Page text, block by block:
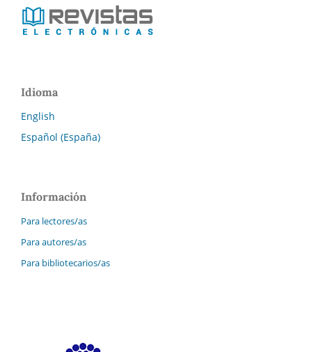
Idioma
English
Español (España)
Información
Para lectores/as
Para autores/as
Para bibliotecarios/as